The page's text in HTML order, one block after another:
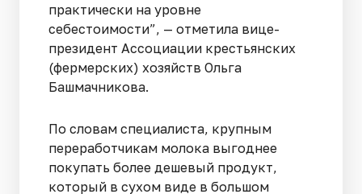
практически на уровне
себестоимости”, — отметила вице-
президент Ассоциации крестьянских
(фермерских) хозяйств Ольга
Башмачникова.
По словам специалиста, крупным
переработчикам молока выгоднее
покупать более дешевый продукт,
который в сухом виде в большом